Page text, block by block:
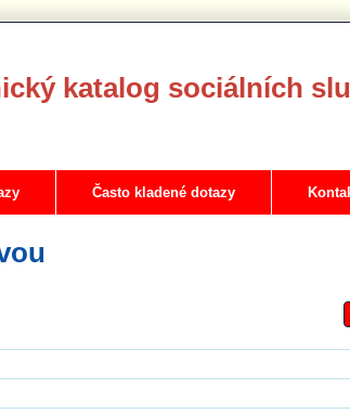
katalog sociálních
Často kladené dotazy